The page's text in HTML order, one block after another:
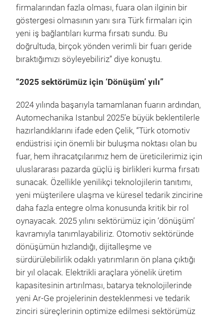
firmalarından fazla olması, fuara olan ilginin bir
göstergesi olmasının yanı sıra Türk firmaları için
yeni iş bağlantıları kurma fırsatı sundu. Bu
doğrultuda, birçok yönden verimli bir fuarı geride
bıraktığımızı söyleyebiliriz” diye konuştu.
“2025 sektörümüz için ‘Dönüşüm’ yılı”
2024 yılında başarıyla tamamlanan fuarın ardından,
Automechanika Istanbul 2025’e büyük beklentilerle
hazırlandıklarını ifade eden Çelik, “Türk otomotiv
endüstrisi için önemli bir buluşma noktası olan bu
fuar, hem ihracatçılarımız hem de üreticilerimiz için
uluslararası pazarda güçlü iş birlikleri kurma fırsatı
sunacak. Özellikle yenilikçi teknolojilerin tanıtımı,
yeni müşterilere ulaşma ve küresel tedarik zincirine
daha fazla entegre olma konusunda kritik bir rol
oynayacak. 2025 yılını sektörümüz için ‘dönüşüm’
kavramıyla tanımlayabiliriz. Otomotiv sektöründe
dönüşümün hızlandığı, dijitalleşme ve
sürdürülebilirlik odaklı yatırımların ön plana çıktığı
bir yıl olacak. Elektrikli araçlara yönelik üretim
kapasitesinin artırılması, batarya teknolojilerinde
yeni Ar-Ge projelerinin desteklenmesi ve tedarik
zinciri süreçlerinin optimize edilmesi sektörümüz